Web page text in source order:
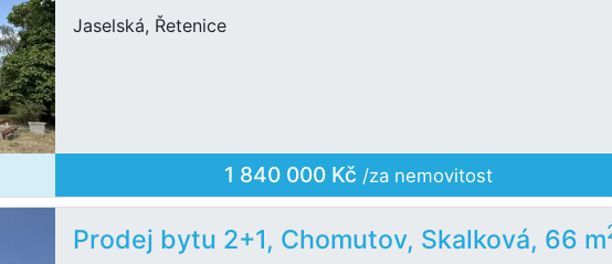
Jaselská, Řetenice
1 840 000 Kč /za nemovitost
Prodej bytu 2+1, Chomutov, Skalková, 66 m